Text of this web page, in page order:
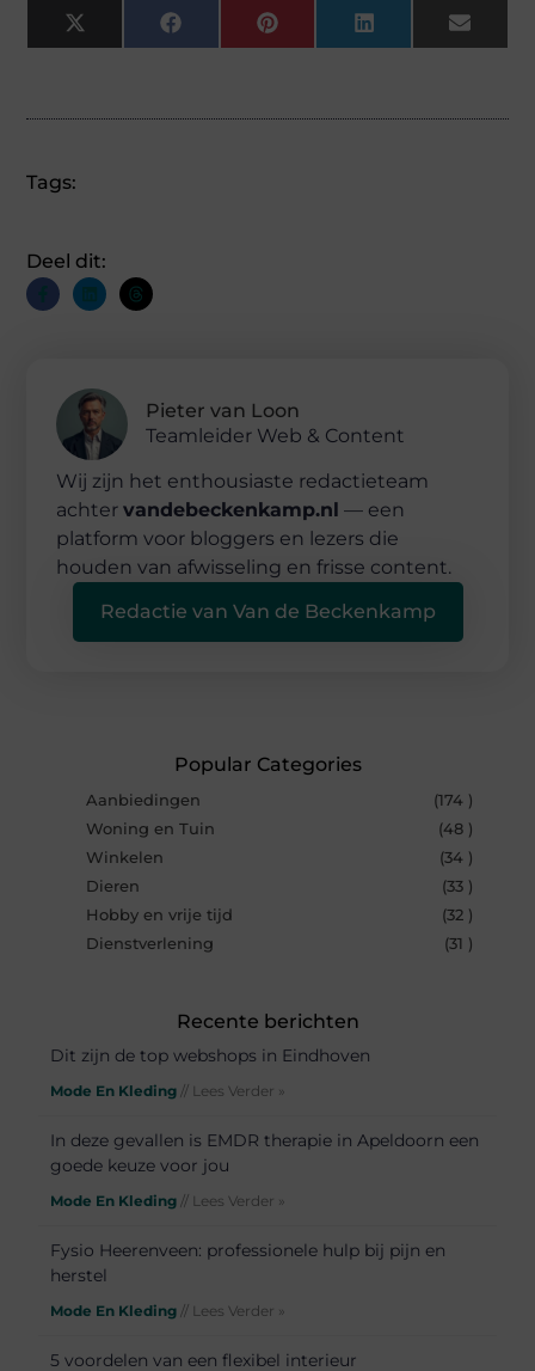
X
(Twitter)
FacebookPinterestLinkedIn Email
Tags:
Deel dit:
Pieter van Loon
Teamleider Web & Content
Wij zijn het enthousiaste redactieteam
achtervandebeckenkamp.nl — een
platform voor bloggers en lezers die
houden van afwisseling en frisse content.
Redactie van Van de Beckenkamp
Popular Categories
Aanbiedingen
(174 )
Woning en Tuin
(48 )
Winkelen
(34 )
Dieren
(33 )
Hobby en vrije tijd
(32 )
Dienstverlening
(31 )
Recente berichten
Dit zijn de top webshops in Eindhoven
Mode En Kleding // Lees Verder »
In deze gevallen is EMDR therapie in Apeldoorn een
goede keuze voor jou
Mode En Kleding // Lees Verder »
Fysio Heerenveen: professionele hulp bij pijn en
herstel
Mode En Kleding // Lees Verder »
5 voordelen van een flexibel interieur